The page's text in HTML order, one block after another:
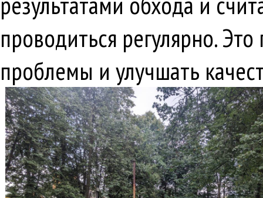
проводиться регулярно.
проблемы и улучшать